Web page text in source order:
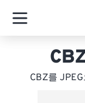
CBZ를